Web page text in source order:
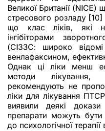
Великої Британії (NICE)
стресового розладу
що клас ліків, які
інгібіторами
(СІЗЗС: широко
венлафаксином,
Однак ці ліки менш
методи
рекомендують не
ліки для лікування
виявили деякі
препарати можуть
до психологічної